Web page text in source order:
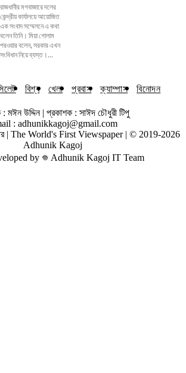
সংবিধান নিয়ে ব্যস্ত।...
বিশ্ব খেলা প্রবাস ক্যাম্পাস বিনোদন
: মঈন উদ্দিন | প্রকাশক : সাঈদ চৌধুরী টিপু
: adhunikkagoj@gmail.com
| The World's First Viewspaper | © 2019-2026
Adhunik Kagoj
by 𖦹 Adhunik Kagoj IT Team